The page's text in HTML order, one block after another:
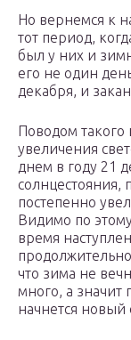
Но вернемся к
тот период,
был у них и
его не один
декабря, и
Поводом такого
увеличения
днем в году 21
солнцестояния,
постепенно
Видимо по
время
что зима не
много, а значит
начнется новый